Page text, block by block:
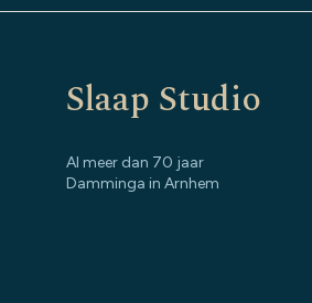
Slaap Studio
Al meer dan 70 jaar
Damminga in Arnhem